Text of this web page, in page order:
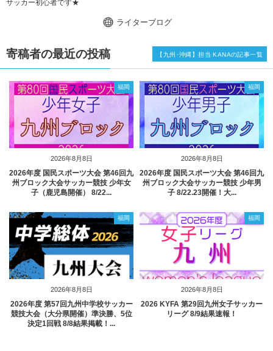
サッカー初心者です★
ライターブログ
寄稿者の最近の投稿
2026年8月8日
福岡
2026年度 国民スポーツ大会 第46回九
州ブロック大会サッカー競技 少年女
子（鹿児島開催） 8/22...
2026年8月8日
福岡
2026年度 国民スポーツ大会 第46回九
州ブロック大会サッカー競技 少年男
子 8/22.23開催！大...
2026年8月8日
福岡
2026年度 第57回九州中学校サッカー
競技大会（大分県開催）準決勝、5位
決定1回戦 8/8結果掲載！...
2026年8月8日
福岡
2026 KYFA 第29回九州女子サッカー
リーグ 8/9結果速報！
【九州･沖縄】担当 KANAの記事一覧